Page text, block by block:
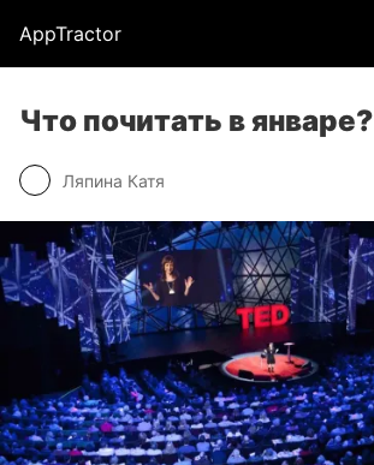
AppTractor
Что почитать в январе?
Ляпина Катя